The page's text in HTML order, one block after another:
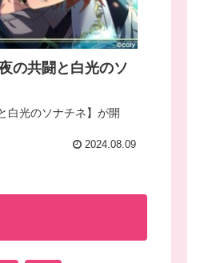
の共闘と白光のソ
白光のソナチネ】が開
2024.08.09